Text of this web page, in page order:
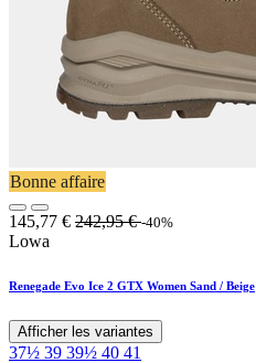
Bonne affaire
145,77 € 242,95€ -40%
Lowa
Renegade Evo Ice 2 GTX Women Sand / Beige
Afficher les variantes
37½ 39 39½ 40 41